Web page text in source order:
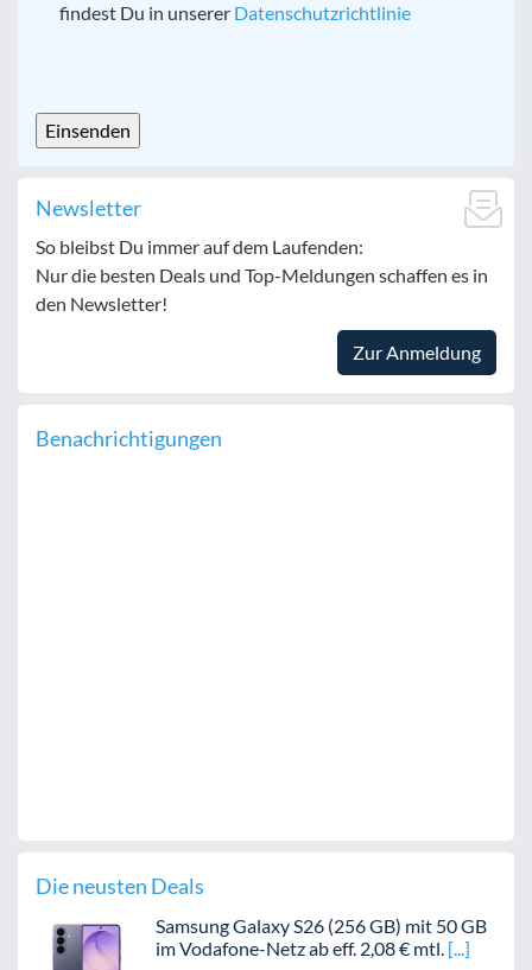
findest Du in unserer Datenschutzrichtlinie
Newsletter
So bleibst Du immer auf dem Laufenden:
Nur die besten Deals und Top-Meldungen schaffen es in
den Newsletter!
Zur Anmeldung
Benachrichtigungen
Die neusten Deals
Samsung Galaxy S26 (256 GB) mit 50 GB
im Vodafone-Netz ab eff. 2,08 € mtl.